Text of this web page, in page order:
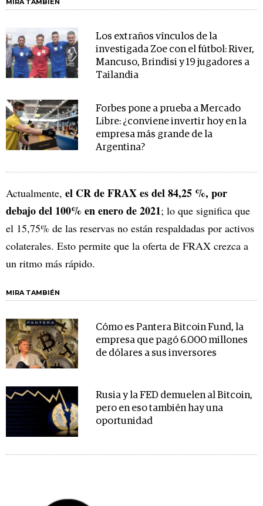
MIRA TAMBIÉN
Los extraños vínculos de la
investigada Zoe con el fútbol: River,
Mancuso, Brindisi y 19 jugadores a
Tailandia
Forbes pone a prueba a Mercado
Libre: ¿conviene invertir hoy en la
empresa más grande de la
Argentina?
Actualmente, el CR de FRAX es del 84,25 %, por
debajo del 100% en enero de 2021; lo que significa que
el 15,75% de las reservas no están respaldadas por activos
colaterales. Esto permite que la oferta de FRAX crezca a
un ritmo más rápido.
MIRA TAMBIÉN
Cómo es Pantera Bitcoin Fund, la
empresa que pagó 6.000 millones
de dólares a sus inversores
Rusia y la FED demuelen al Bitcoin,
pero en eso también hay una
oportunidad